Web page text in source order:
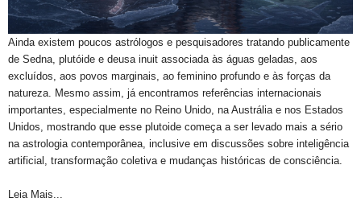
Ainda existem poucos astrólogos e pesquisadores tratando publicamente
de Sedna, plutóide e deusa inuit associada às águas geladas, aos
excluídos, aos povos marginais, ao feminino profundo e às forças da
natureza. Mesmo assim, já encontramos referências internacionais
importantes, especialmente no Reino Unido, na Austrália e nos Estados
Unidos, mostrando que esse plutoide começa a ser levado mais a sério
na astrologia contemporânea, inclusive em discussões sobre inteligência
artificial, transformação coletiva e mudanças históricas de consciência.
Leia Mais...